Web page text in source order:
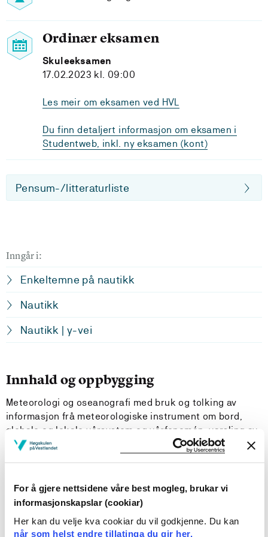
For å gjere nettsidene våre best mogleg, brukar vi
informasjonskapslar (cookiar)
Her kan du velje kva cookiar du vil godkjenne. Du kan
når som helst endre tillatinga du gir her.
Ordinær eksamen
Skuleeksamen
17.02.2023 kl. 09:00
Les meir om eksamen ved HVL
Du finn detaljert informasjon om eksamen i
Studentweb, inkl. ny eksamen (kont)
Pensum-/litteraturliste
Inngår i:
Enkeltemne på nautikk
Nautikk
Nautikk | y-vei
Innhald og oppbygging
Meteorologi og oseanografi med bruk og tolking av
informasjon frå meteorologiske instrument om bord,
globale og lokale vêrsystem og vêrfenomén, varsling av
vêr på grunnlag av synoptiske kart og anna informasjon,
havstraumar og djupnetilhøve, bølgjer og bølgjemønster,
tidevatnstraumar.
Læringsutbytte